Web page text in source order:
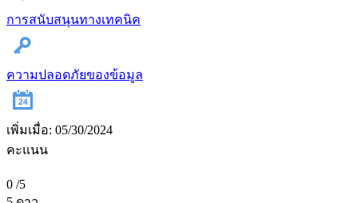
การสนับสนุนทางเทคนิค
ความปลอดภัยของข้อมูล
เพิ่มเมื่อ: 05/30/2024
คะแนน
0 /5